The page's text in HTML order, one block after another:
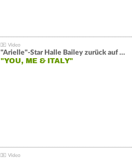
"Arielle"-Star Halle Bailey zurück auf der Leinwand:
"YOU, ME & ITALY"